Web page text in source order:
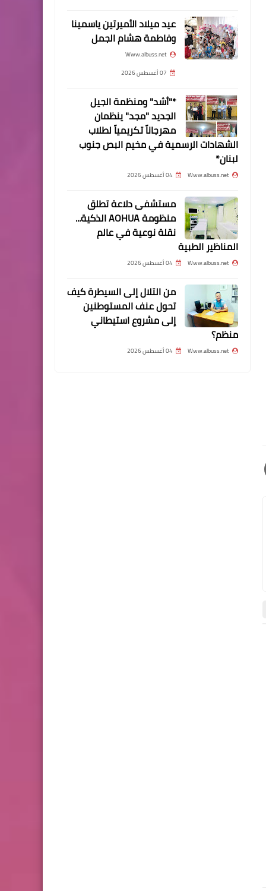
لقضيّتنا
أخبار المخيمات
*مخيم عين الحلوة ينتفض ضد
قرار وزارة العمل اللبناني*
أخبار المخيمات
*مخيم الرشيدية ينتفض ضد
قرار وزارة العمل اللبناني*
أخبار البص
*عودة حجاج بيت الله الحرام
عيد ميلاد الأميرتين ياسمينا
وفاطمة هشام الجمل
Www.albuss.net
07 أغسطس 2026
*"أشد" ومنظمة الجيل
الجديد "مجد" ينظمان
مهرجاناً تكريمياً لطلاب
الشهادات الرسمية في مخيم البص جنوب
لبنان*
Www.albuss.net 04 أغسطس 2026
مستشفى دلاعة تطلق
منظومة AOHUA الذكية...
نقلة نوعية في عالم
المناظير الطبية
Www.albuss.net 04 أغسطس 2026
من التلال إلى السيطرة كيف
تحول عنف المستوطنين
إلى مشروع استيطاني
منظم؟
Www.albuss.net 04 أغسطس 2026